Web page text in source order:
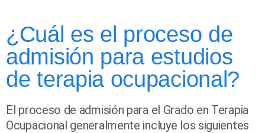
¿Cuál es el proceso de
admisión para estudios
de terapia ocupacional?
El proceso de admisión para el Grado en Terapia
Ocupacional generalmente incluye los siguientes